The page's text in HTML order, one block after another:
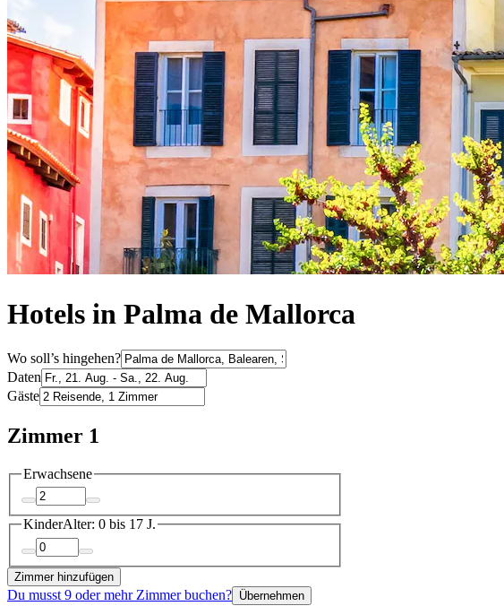
Hotels in Palma de Mallorca
Wo soll’s hingehen?
Daten
Gäste
Zimmer 1
Erwachsene
KinderAlter: 0 bis 17 J.
Zimmer hinzufügen
Du musst 9 oder mehr Zimmer buchen? Übernehmen